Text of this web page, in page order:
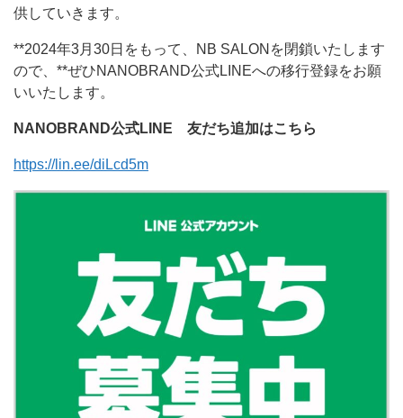
供していきます。
**2024年3月30日をもって、NB SALONを閉鎖いたします
ので、**ぜひNANOBRAND公式LINEへの移行登録をお願
いいたします。
NANOBRAND公式LINE 友だち追加はこちら
https://lin.ee/diLcd5m